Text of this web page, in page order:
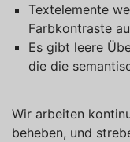
Textelemente
Farbkontraste
Es gibt leere
die die
Wir arbeiten
beheben, und